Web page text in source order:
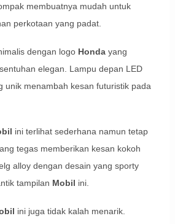
membuatnya mudah untuk
perkotaan yang padat.
dengan logo Hondayang
elegan. Lampu depan LED
unik menambah kesan futuristik pada
ini terlihat sederhana namun tetap
tegas memberikan kesan kokoh
alloy dengan desain yang sporty
tampilan Mobil ini.
ini juga tidak kalah menarik.